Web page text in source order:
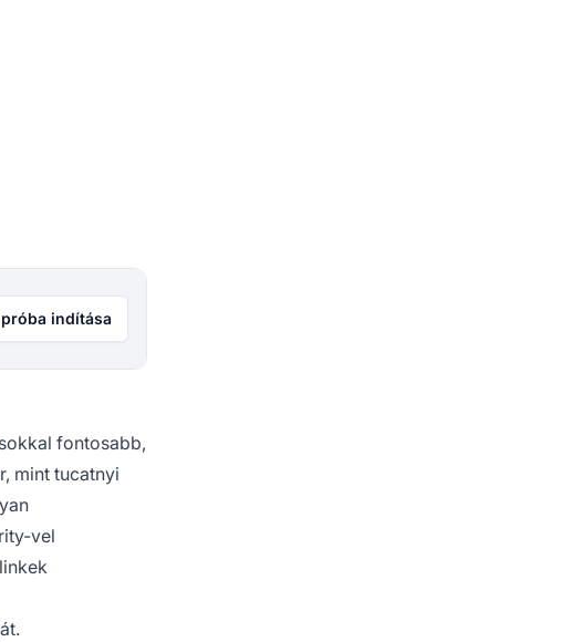
indítása
fontosabb,
mint tucatnyi
vel